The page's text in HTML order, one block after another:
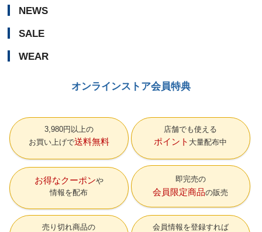
NEWS
SALE
WEAR
オンラインストア会員特典
3,980円以上の
お買い上げで送料無料
店舗でも使える
ポイント 大量配布中
お得なクーポン
情報を配布
即完売の
会員限定商品の販売
売り切れ商品の 会員情報を登録すれば